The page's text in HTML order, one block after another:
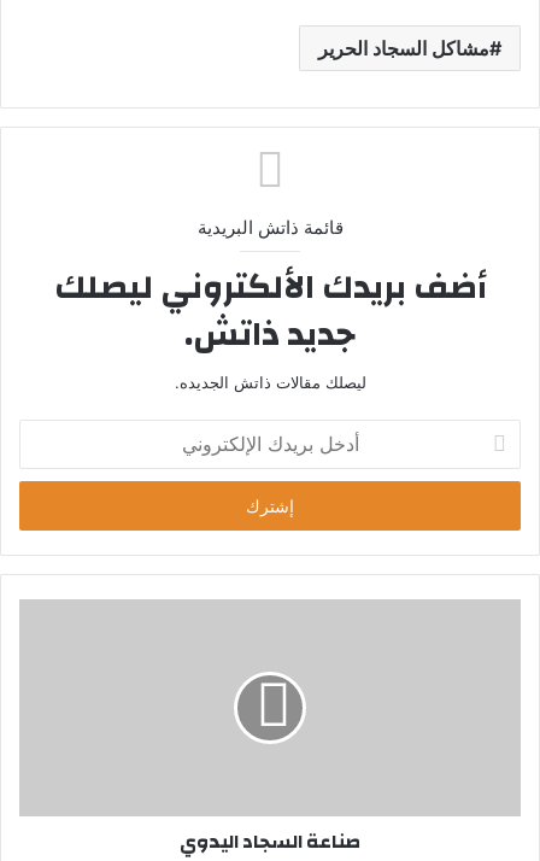
مشاكل السجاد الحرير
قائمة ذاتش البريدية
أضف بريدك الألكتروني ليصلك
جديد ذاتش.
ليصلك مقالات ذاتش الجديده.
خ
ب
ر
صناعة السجاد اليدوي